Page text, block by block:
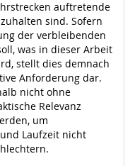
auftretende
sind. Sofern
der verbleibenden
was in dieser Arbeit
stellt dies demnach
Anforderung dar.
nicht ohne
Relevanz
um
Laufzeit nicht